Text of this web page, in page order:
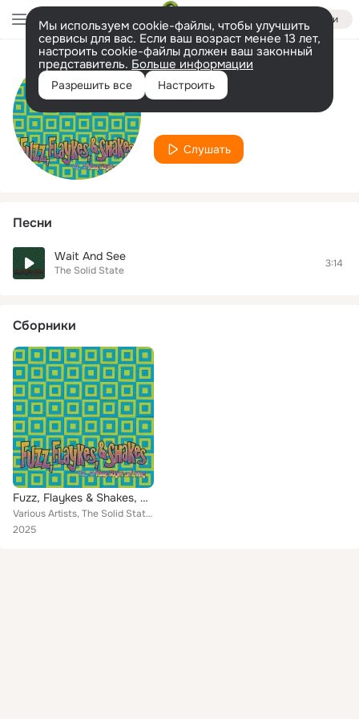
Войти
Мы используем cookie-файлы, чтобы улучшить
сервисы для вас. Если ваш возраст менее 13 лет,
настроить cookie-файлы должен ваш законный
представитель. Больше информации
Разрешить все Настроить
Исполнитель
The Solid State
Слушать
Песни
Wait And See
The Solid State
3:14
Сборники
Fuzz, Flaykes & Shakes, vol. 5
Various Artists, The Solid State, The Other Four, The Noblemen, The Insects, The Bittersweets, The Burlington Express, Glass Can...
2025